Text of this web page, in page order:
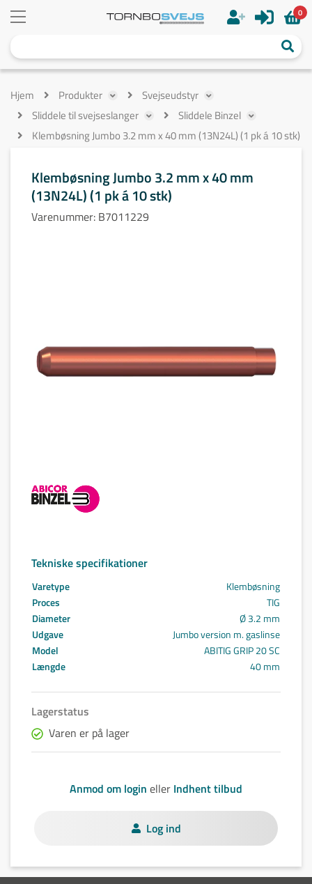
0
Hjem Produkter
Svejseudstyr
Sliddele til svejseslanger
Sliddele Binzel
Klembøsning Jumbo 3.2 mm x 40 mm (13N24L) (1 pk á 10 stk)
Klembøsning Jumbo 3.2 mm x 40 mm
(13N24L) (1 pk á 10 stk)
Varenummer: B7011229
Tekniske specifikationer
Varetype
Klembøsning
Proces
TIG
Diameter
Ø 3.2 mm
Udgave
Jumbo version m. gaslinse
Model
ABITIG GRIP 20 SC
Længde
40 mm
Lagerstatus
Varen er på lager
Anmod om login eller Indhent tilbud
Log ind